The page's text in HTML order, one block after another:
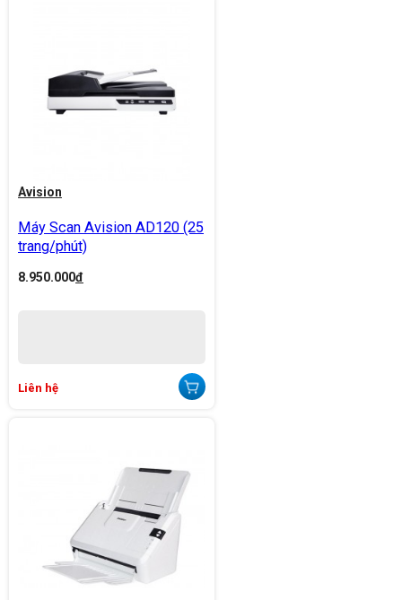
Avision
Máy Scan Avision AD120 (25
trang/phút)
8.950.000đ
Liên hệ